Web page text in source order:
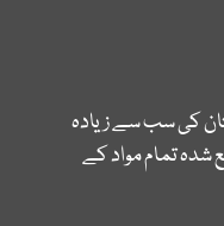
کی سب سے زیادہ
تمام مواد کے